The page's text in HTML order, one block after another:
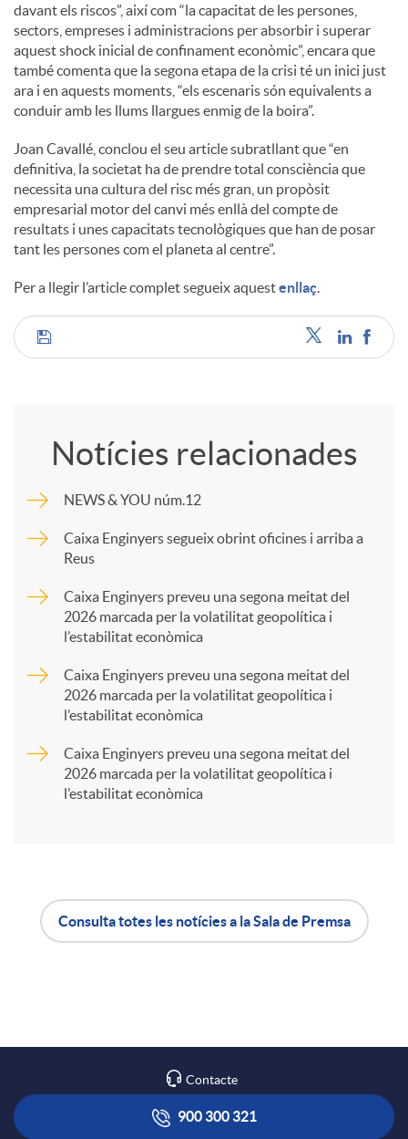
o
n
t
i
n
g
s
davant els riscos”, així com “la capacitat de les persones,
sectors, empreses i administracions per absorbir i superar
aquest shock inicial de confinament econòmic”, encara que
també comenta que la segona etapa de la crisi té un inici just
ara i en aquests moments, “els escenaris són equivalents a
conduir amb les llums llargues enmig de la boira”.
Joan Cavallé, conclou el seu article subratllant que “en
definitiva, la societat ha de prendre total consciència que
necessita una cultura del risc més gran, un propòsit
empresarial motor del canvi més enllà del compte de
resultats i unes capacitats tecnològiques que han de posar
tant les persones com el planeta al centre”.
Per a llegir l’article complet segueix aquestenllaç.
C
p
a
x
Notícies relacionades
NEWS & YOU núm.12
Caixa Enginyers segueix obrint oficines i arriba a
Reus
Caixa Enginyers preveu una segona meitat del
2026 marcada per la volatilitat geopolítica i
l’estabilitat econòmica
Caixa Enginyers preveu una segona meitat del
2026 marcada per la volatilitat geopolítica i
l’estabilitat econòmica
Caixa Enginyers preveu una segona meitat del
2026 marcada per la volatilitat geopolítica i
l’estabilitat econòmica
i
ó
Consulta totes les notícies a la Sala de Premsa
Contacte
900 300 321